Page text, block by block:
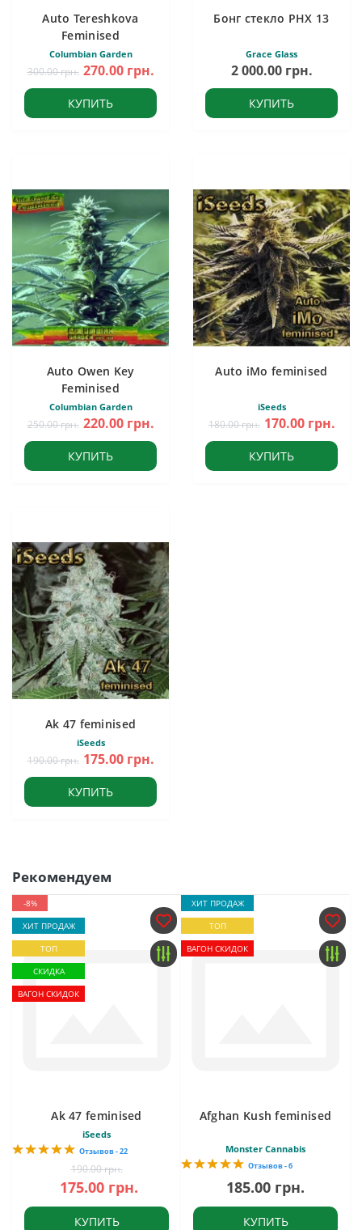
Auto Tereshkova
Feminised
Columbian Garden
300.00 грн. 270.00 грн.
КУПИТЬ
Бонг стекло PHX 13
Grace Glass
2 000.00 грн.
КУПИТЬ
Auto Owen Key
Feminised
Columbian Garden
250.00 грн. 220.00 грн.
КУПИТЬ
Auto iMo feminised
iSeeds
180.00 грн. 170.00 грн.
КУПИТЬ
Ak 47 feminised
iSeeds
190.00 грн. 175.00 грн.
КУПИТЬ
Рекомендуем
-8%
ХИТ ПРОДАЖ
ТОП
СКИДКА
ВАГОН СКИДОК
Ak 47 feminised
iSeeds
Отзывов - 22
190.00 грн.
175.00 грн.
КУПИТЬ
ХИТ ПРОДАЖ
ТОП
ВАГОН СКИДОК
Afghan Kush feminised
Monster Cannabis
Отзывов - 6
185.00 грн.
КУПИТЬ